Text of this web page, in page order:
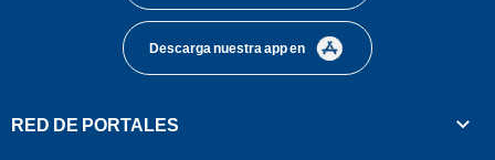
Descarga nuestra app en
RED DE PORTALES